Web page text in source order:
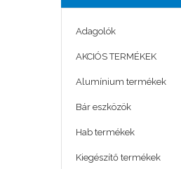
Adagolók
AKCIÓS TERMÉKEK
Alumínium termékek
Bár eszközök
Hab termékek
Kiegészítő termékek